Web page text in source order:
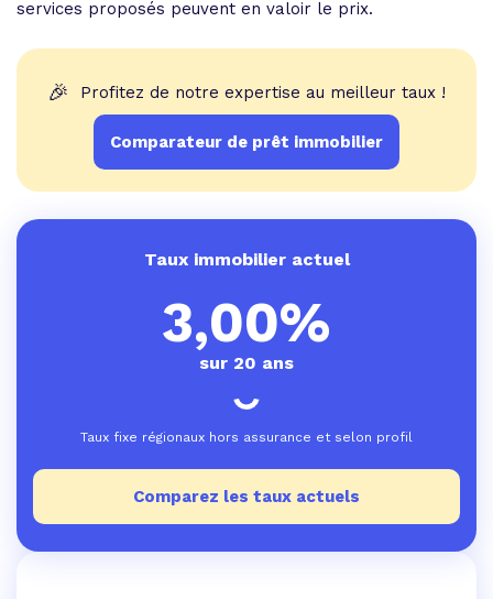
services proposés peuvent en valoir le prix.
🎉 Profitez de notre expertise au meilleur taux !
Comparateur de prêt immobilier
Taux immobilier actuel
3,00%
sur 20 ans
Taux fixe régionaux hors assurance et selon profil
Comparez les taux actuels